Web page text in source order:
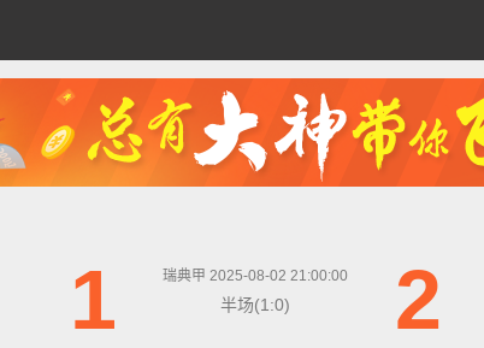
1 2
瑞典甲 2025-08-02 21:00:00
半场(1:0)